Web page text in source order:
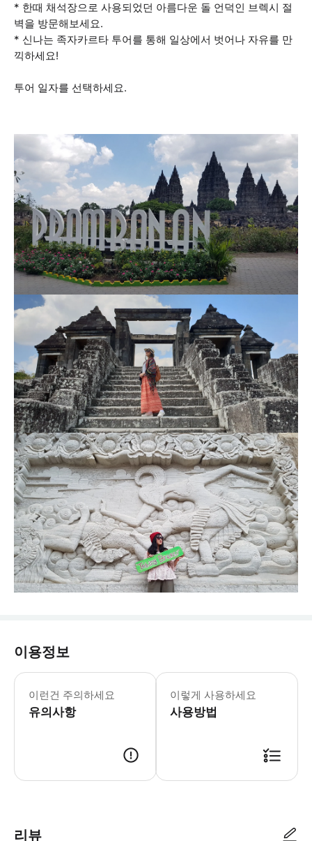
* 한때 채석장으로 사용되었던 아름다운 돌 언덕인 브렉시 절
벽을 방문해보세요.
* 신나는 족자카르타 투어를 통해 일상에서 벗어나 자유를 만
끽하세요!
투어 일자를 선택하세요.
이용정보
이런건 주의하세요
유의사항
이렇게 사용하세요
사용방법
리뷰